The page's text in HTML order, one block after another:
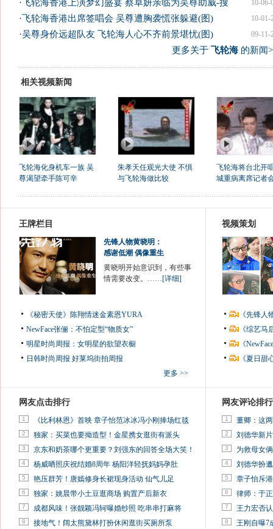
10-06-
·飞轮海香港上演梦幻盛宴 蔡卓妍亲临为吴尊助威-搜
10-01-
·飞轮海香港出席签唱会 吴尊遭胸袭慌张躲避(图)
09-11-
·吴尊身价远超队友 飞轮海人心不齐前景堪忧(图)
更多关于 飞轮海的新闻
相关视频新闻
飞轮海化身机车一族 吴
尊渴望牵手陈可辛
朱孝天任观光大使 不惧
与飞轮海做比较
飞轮海将台北开
城重病离席记者
王牌栏目
先锋人物黄晓明：
感谢低潮 偶像重生
黄晓明开始意识到，有些事
情需要改变。……[详细]
《秘密天使》陈翔情迷金素恩YURA
NewFace张俪：不怕定型“物质女”
明星时尚周报：女明星的欲望衣橱
日韩时尚周报 好莱坞街拍周报
更多 >>
视频策划
《先锋
《综艺
《
《夏日
网友点击排行
1 《比利林恩》首映 章子怡范冰冰冯小刚捧场红毯
2 独家：买菜也要拗造型！金星携女逛街有派头
3 京东和奶茶哪个更重要？刘强东的回答全场大笑！
4 杨威晒照庆祝结婚8周年 杨阳洋轻抚妈妈孕肚
5 艳压群芳！唐嫣修身长裙现身活动 仙气儿足
6 独家：姚晨带小土豆逛商场 购置产后新衣
7 成都风味！张靓颖冯轲曝婚纱照 吃串串打麻将
8 接地气！阔太熊黛林打扮休闲逛街买厕所泵
网友评论排行
1 董卿：这
2 刘德华新
3 为救母女
4 刘德华扮
5 章子怡斥
6 律师：于
7 王力宏否
8 王刚自曝7